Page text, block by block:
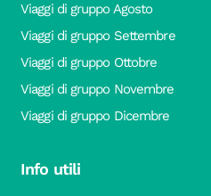
Viaggi di gruppo Agosto
Viaggi di gruppo Settembre
Viaggi di gruppo Ottobre
Viaggi di gruppo Novembre
Viaggi di gruppo Dicembre
Info utili